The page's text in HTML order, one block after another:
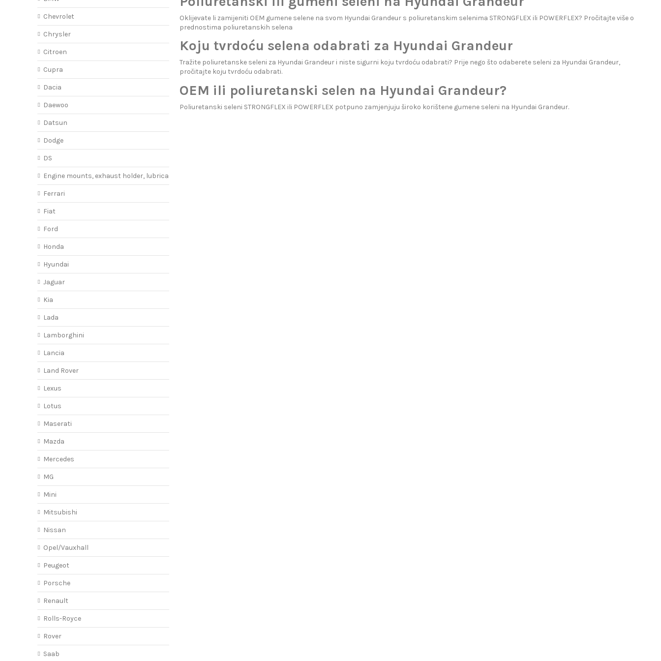
Oklijevate li zamijeniti OEM gumene selene na svom Hyundai Grandeur s poliuretanskim selenima STRONGFLEX ili POWERFLEX? Pročitajte više o
prednostima poliuretanskih selena
Koju tvrdoću selena odabrati za Hyundai Grandeur
Tražite poliuretanske seleni za Hyundai Grandeur i niste sigurni koju tvrdoću odabrati? Prije nego što odaberete seleni za Hyundai Grandeur,
pročitajte koju tvrdoću odabrati.
OEM ili poliuretanski selen na Hyundai Grandeur?
Poliuretanski seleni STRONGFLEX ili POWERFLEX potpuno zamjenjuju široko korištene gumene seleni na Hyundai Grandeur.
Chevrolet
Chrysler
Citroen
Cupra
Dacia
Daewoo
Datsun
Dodge
DS
Engine mounts, exhaust holder, lubricant
Ferrari
Fiat
Ford
Honda
Hyundai
Jaguar
Kia
Lada
Lamborghini
Lancia
Land Rover
Lexus
Lotus
Maserati
Mazda
Mercedes
MG
Mini
Mitsubishi
Nissan
Opel/Vauxhall
Peugeot
Porsche
Renault
Rolls-Royce
Rover
Saab